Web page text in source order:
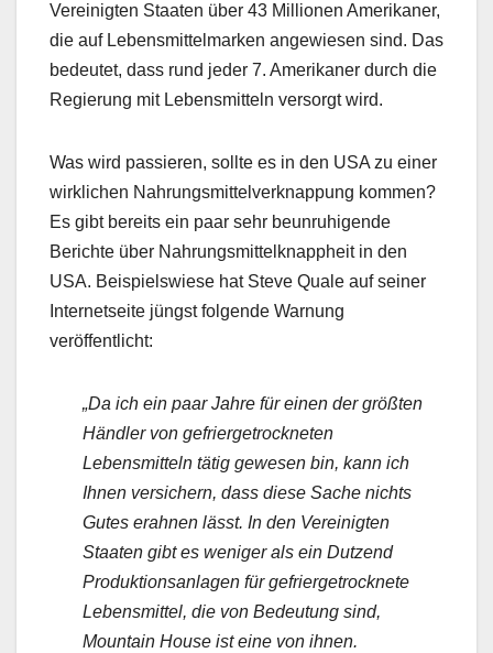
Vereinigten Staaten über 43 Millionen Amerikaner,
die auf Lebensmittelmarken angewiesen sind. Das
bedeutet, dass rund jeder 7. Amerikaner durch die
Regierung mit Lebensmitteln versorgt wird.
Was wird passieren, sollte es in den USA zu einer
wirklichen Nahrungsmittelverknappung kommen?
Es gibt bereits ein paar sehr beunruhigende
Berichte über Nahrungsmittelknappheit in den
USA. Beispielswiese hat Steve Quale auf seiner
Internetseite jüngst folgende Warnung
veröffentlicht:
„Da ich ein paar Jahre für einen der größten
Händler von gefriergetrockneten
Lebensmitteln tätig gewesen bin, kann ich
Ihnen versichern, dass diese Sache nichts
Gutes erahnen lässt. In den Vereinigten
Staaten gibt es weniger als ein Dutzend
Produktionsanlagen für gefriergetrocknete
Lebensmittel, die von Bedeutung sind,
Mountain House ist eine von ihnen.